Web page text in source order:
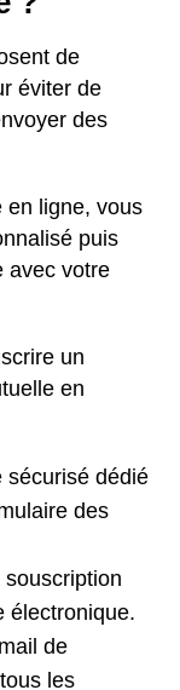
de
éviter de
des
en ligne, vous
puis
avec votre
un
en
sécurisé dédié
des
électronique.
de
les